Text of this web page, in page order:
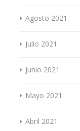
Agosto 2021
Julio 2021
Junio 2021
Mayo 2021
Abril 2021